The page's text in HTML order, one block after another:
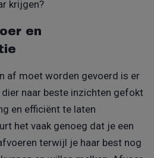
krijgen?
en
af moet worden gevoerd is er
naar beste inzichten gefokt
en efficiënt te laten
het vaak genoeg dat je een
terwijl je haar best nog